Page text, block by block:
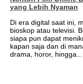
yang Lebih Nyaman
Di era digital saat ini,
bioskop atau televisi.
siapa pun dapat
kapan saja dan di
drama, horor, hingga...